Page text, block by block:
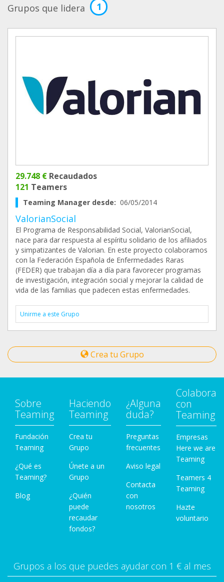
Grupos que lidera 1
29.748 € Recaudados
121 Teamers
Teaming Manager desde: 06/05/2014
ValorianSocial
El Programa de Responsabilidad Social, ValorianSocial,
nace para dar respuesta al espíritu solidario de los afiliados
y simpatizantes de Valorian. En este proyecto colaboramos
con la Federación Española de Enfermedades Raras
(FEDER) que trabajan día a día para favorecer programas
de investigación, integración social y mejorar la calidad de
vida de las familias que padecen estas enfermedades.
Unirme a este Grupo
Crea tu Grupo
Sobre
Teaming
Fundación
Teaming
¿Qué es
Teaming?
Blog
Haciendo
Teaming
Crea tu
Grupo
Únete a un
Grupo
¿Quién
puede
recaudar
fondos?
¿Alguna
duda?
Preguntas
frecuentes
Aviso legal
Contacta
con
nosotros
Colabora
con
Teaming
Empresas
Here we are
Teaming
Teamers 4
Teaming
Hazte
voluntario
Grupos a los que puedes ayudar con 1 € al mes